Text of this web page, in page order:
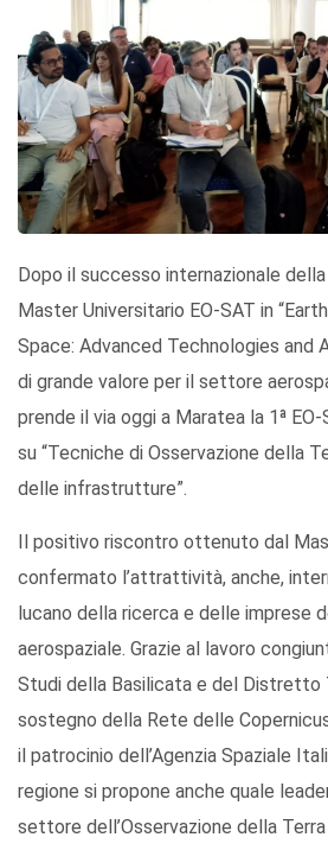
Dopo il successo internazionale della
Master Universitario EO-SAT in
Space: Advanced Technologies and
di grande valore per il settore
prende il via oggi a Maratea la 1ª EO-
su “Tecniche di Osservazione della
delle infrastrutture”.
Il positivo riscontro ottenuto dal
confermato l’attrattività, anche,
lucano della ricerca e delle imprese
aerospaziale. Grazie al lavoro
Studi della Basilicata e del Distretto
sostegno della Rete delle
il patrocinio dell’Agenzia Spaziale
regione si propone anche quale
settore dell’Osservazione della